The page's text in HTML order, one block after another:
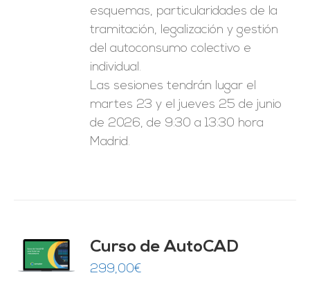
esquemas, particularidades de la
tramitación, legalización y gestión
del autoconsumo colectivo e
individual.
Las sesiones tendrán lugar el
martes 23 y el jueves 25 de junio
de 2026, de 9:30 a 13:30 hora
Madrid.
Curso de AutoCAD
299,00€